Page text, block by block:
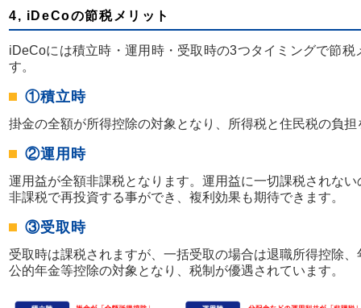
4, iDeCoの節税メリット
iDeCoには積立時・運用時・受取時の3つタイミングで節税
す。
①積立時
掛金の全額が所得控除の対象となり、所得税と住民税の負
②運用時
運用益が全額非課税となります。運用益に一切課税されな
非課税で再投資する事ができ、複利効果も期待できます。
③受取時
受取時は課税されますが、一括受取の場合は退職所得控除
公的年金等控除の対象となり、税制が優遇されています。